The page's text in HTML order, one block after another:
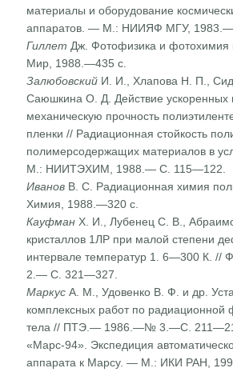
матери­алы и оборудование
аппаратов. — М.: НИИЯФ МГУ,
Гиллет Дж. Фотофизика и
Мир, 1988.—435 с.
Залюбовский И. И., Хлапова Н. П.,
Саюшкина О. Д. Действие ускоренных
механическую прочность
пленки // Радиационная стойкость
полимерсодержащих материа­лов в
М.: НИИТЭХИМ, 1988.— С. 115—122.
Иванов В. С. Радиационная химия
Химия, 1988.—320 с.
Кауфман X. И., Лубенец С. В.,
кристаллов 1ЛР при малой степени
интервале температур 1. 6—300 К.
2.— С. 321—327.
Маркус А. М., Удовенко В. Ф. и др.
комплексных работ по радиационной
тела // ПТЭ.— 1986.—№ 3.—С.
«Марс-94». Экспедиция
аппарата к Марсу. — М.: ИКИ РАН,